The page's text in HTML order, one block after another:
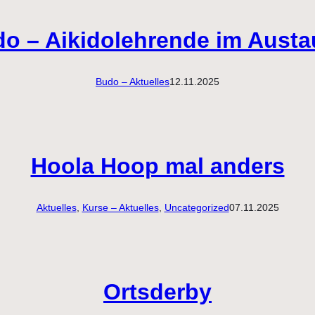
– Aikidolehrende im
Budo – Aktuelles12.11.2025
Hoola Hoop mal anders
Aktuelles, Kurse – Aktuelles, Uncategorized07.11.2025
Ortsderby